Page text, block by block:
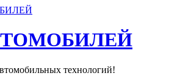
технологий!